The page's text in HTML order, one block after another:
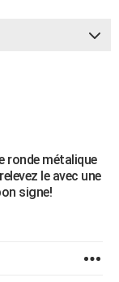
ronde métalique
le avec une
signe!